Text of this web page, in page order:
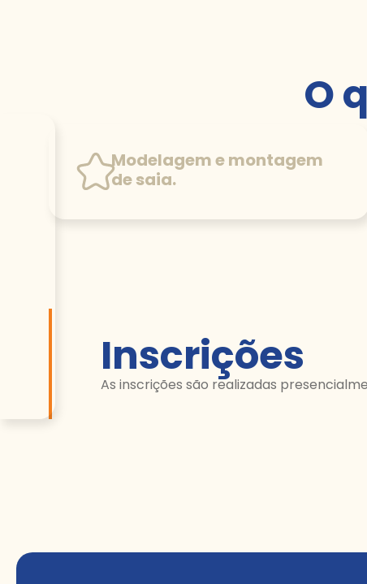
O
Modelagem e montagem
de saia.
Inscrições
As inscrições são realizadas